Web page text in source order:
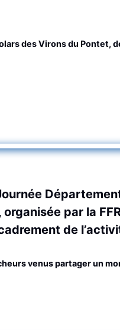
des Virons du Pontet, de
organisée par la
de
venus partager un